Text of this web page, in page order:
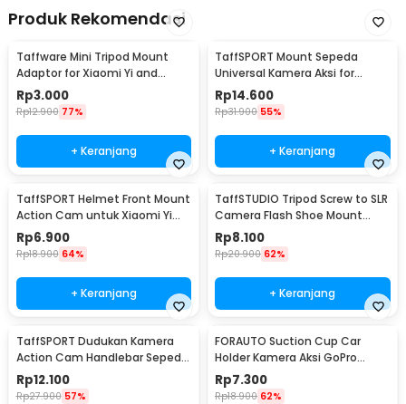
Produk Rekomendasi
Taffware Mini Tripod Mount
Adaptor for Xiaomi Yi and
GoPro 1/4 Inch - KF55
Rp3.000
Rp12.900 77%
+ Keranjang
TaffSPORT Mount Sepeda
Universal Kamera Aksi for
Xiaomi Yi/GoPro - GP023
Rp14.600
Rp31.900 55%
+ Keranjang
TaffSPORT Helmet Front Mount
Action Cam untuk Xiaomi Yi
dan GoPro - GP19
Rp6.900
Rp18.900 64%
+ Keranjang
TaffSTUDIO Tripod Screw to SLR
Camera Flash Shoe Mount
Adaptor GoPro
Rp8.100
Rp20.900 62%
+ Keranjang
TaffSPORT Dudukan Kamera
Action Cam Handlebar Sepeda
Motor 17-30mm - XTGP01
Rp12.100
Rp27.900 57%
FORAUTO Suction Cup Car
Holder Kamera Aksi GoPro
Xiaomi Yi 1/4 Inch - T015
Rp7.300
Rp18.900 62%